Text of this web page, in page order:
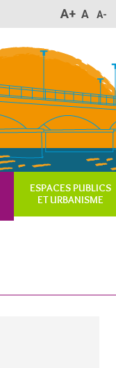
A+ A A-
ESPACES PUBLICS
ET URBANISME